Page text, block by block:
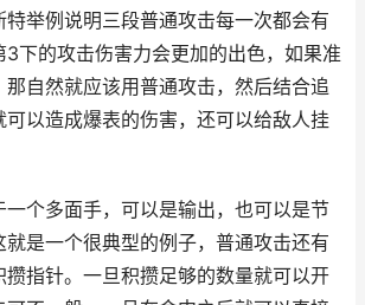
特举例说明三段普通攻击每一次都会有
3下的攻击伤害力会更加的出色，如果准
自然就应该用普通攻击，然后结合追
可以造成爆表的伤害，还可以给敌人挂
一个多面手，可以是输出，也可以是节
是一个很典型的例子，普通攻击还有
攒指针。一旦积攒足够的数量就可以开